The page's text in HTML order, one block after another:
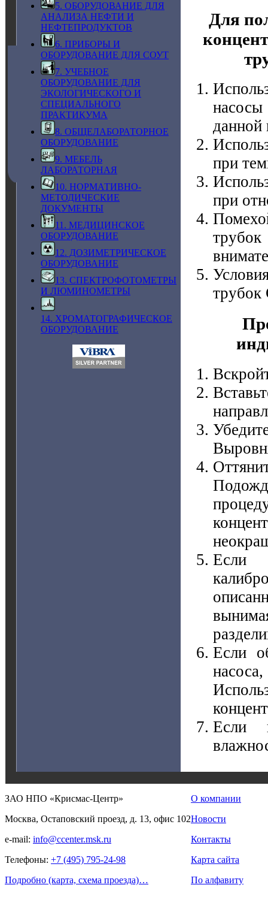
5. ОБОРУДОВАНИЕ ДЛЯ
АНАЛИЗА НЕФТИ И
НЕФТЕПРОДУКТОВ
6. ПРИБОРЫ И
ОБОРУДОВАНИЕ ДЛЯ СОУТ
7. УЧЕБНОЕ
ОБОРУДОВАНИЕ ДЛЯ
ЭКОЛОГИЧЕСКОГО И
СПЕЦИАЛЬНОГО
ПРАКТИКУМА
8. ОБЩЕЛАБОРАТОРНОЕ
ОБОРУДОВАНИЕ
9. МЕБЕЛЬ
ЛАБОРАТОРНАЯ
10. НОРМАТИВНО-
МЕТОДИЧЕСКИЕ
ДОКУМЕНТЫ
11. МЕДИЦИНСКОЕ
ОБОРУДОВАНИЕ
12. ДОЗИМЕТРИЧЕСКОЕ
ОБОРУДОВАНИЕ
13. СПЕКТРОФОТОМЕТРЫ
И ЛЮМИНОМЕТРЫ
14. ХРОМАТОГРАФИЧЕСКОЕ
ОБОРУДОВАНИЕ
Для
данной
при
при
трубок
Если
Если
Если
ЗАО НПО «Крисмас-Центр»
Москва, Остаповский проезд, д. 13, офис 102
e-mail: info@ccenter.msk.ru
Телефоны: +7 (495) 795-24-98
Подробно (карта, схема проезда)…
О компании
Новости
Контакты
Карта сайта
По алфавиту